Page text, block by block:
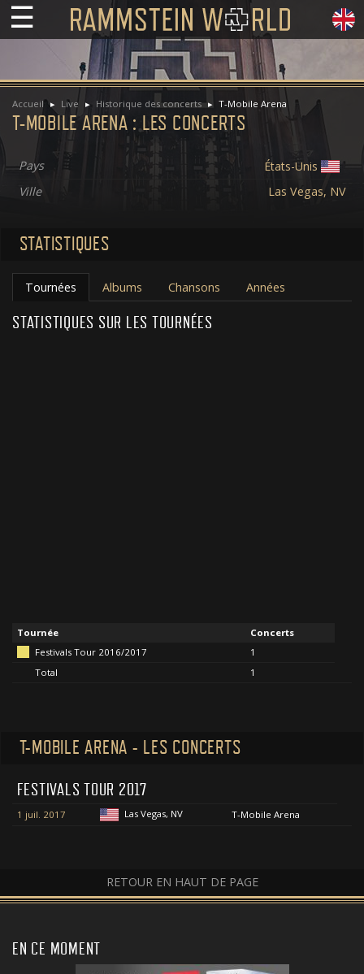
☰
Accueil Live Historique des concerts T-Mobile Arena
T-MOBILE ARENA : LES CONCERTS
Pays
États-Unis
Ville
Las Vegas, NV
STATISTIQUES
Tournées Albums Chansons Années
STATISTIQUES SUR LES TOURNÉES
Tournée
Concerts
Festivals Tour 2016/2017
1
Total
1
T-MOBILE ARENA - LES CONCERTS
FESTIVALS TOUR 2017
1 juil. 2017 Las Vegas, NV T-Mobile Arena
RETOUR EN HAUT DE PAGE
EN CE MOMENT